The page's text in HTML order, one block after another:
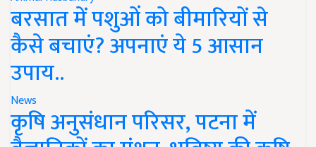
बरसात में पशुओं को बीमारियों से
कैसे बचाएं? अपनाएं ये 5 आसान
उपाय..
News
कृषि अनुसंधान परिसर, पटना में